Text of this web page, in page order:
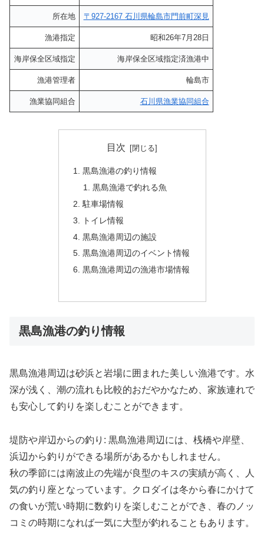
所在地 〒927-2167 石川県輪島市門前町深見
漁港指定 昭和26年7月28日
海岸保全区域指定 海岸保全区域指定済漁港中
漁港管理者 輪島市
漁業協同組合 石川県漁業協同組合
目次
黒島漁港の釣り情報
黒島漁港で釣れる魚
駐車場情報
トイレ情報
黒島漁港周辺の施設
黒島漁港周辺のイベント情報
黒島漁港周辺の漁港市場情報
黒島漁港の釣り情報
黒島漁港周辺は砂浜と岩場に囲まれた美しい漁港です。水
深が浅く、潮の流れも比較的おだやかなため、家族連れで
も安心して釣りを楽しむことができます。
堤防や岸辺からの釣り: 黒島漁港周辺には、桟橋や岸壁、
浜辺から釣りができる場所があるかもしれません。
秋の季節には南波止の先端が良型のキスの実績が高く、人
気の釣り座となっています。クロダイは冬から春にかけて
の食いが荒い時期に数釣りを楽しむことができ、春のノッ
コミの時期になれば一気に大型が釣れることもあります。